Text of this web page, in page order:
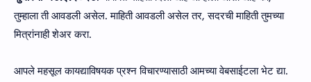
तुम्हाला ती आवडली असेल. माहिती आवडली असेल तर, सदरची माहिती तुमच्या
मित्रांनाही शेअर करा.
आपले महसूल कायद्याविषयक प्रश्न विचारण्यासाठी आमच्या वेबसाईटला भेट द्या.